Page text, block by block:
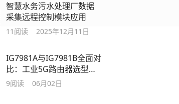
智慧水务污水处理厂数据
采集远程控制模块应用
11 阅读 2025年12月11日
IG7981A与IG7981B全面对
比：工业5G路由器选型指
南
9阅读 06月02日